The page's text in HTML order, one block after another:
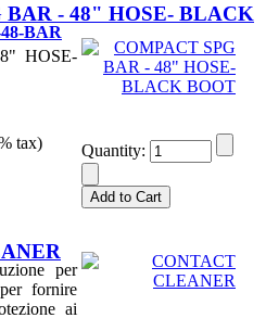
BAR - 48" HOSE- BLACK
BAR
HOSE-
tax) Quantity:
per
fornire
ai